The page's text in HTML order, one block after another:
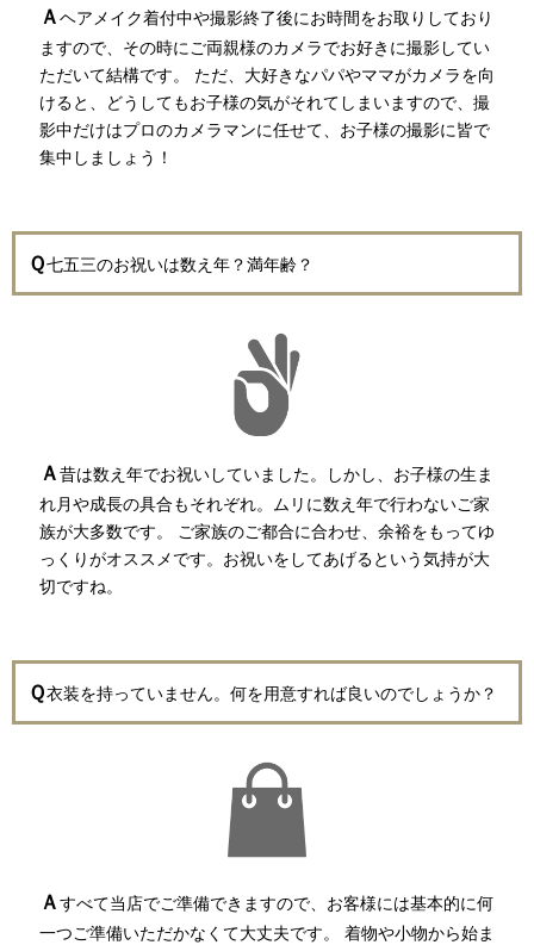
Ａヘアメイク着付中や撮影終了後にお時間をお取りしており
ますので、その時にご両親様のカメラでお好きに撮影してい
ただいて結構です。 ただ、大好きなパパやママがカメラを向
けると、どうしてもお子様の気がそれてしまいますので、撮
影中だけはプロのカメラマンに任せて、お子様の撮影に皆で
集中しましょう！
Ｑ七五三のお祝いは数え年？満年齢？
Ａ昔は数え年でお祝いしていました。しかし、お子様の生ま
れ月や成長の具合もそれぞれ。ムリに数え年で行わないご家
族が大多数です。 ご家族のご都合に合わせ、余裕をもってゆ
っくりがオススメです。お祝いをしてあげるという気持が大
切ですね。
Ｑ衣装を持っていません。何を用意すれば良いのでしょうか？
Ａすべて当店でご準備できますので、お客様には基本的に何
一つご準備いただかなくて大丈夫です。 着物や小物から始ま